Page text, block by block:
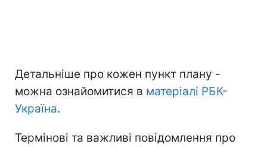
Детальніше про кожен пункт плану -
можна ознайомитися в матеріалі РБК-
Україна.
Термінові та важливі повідомлення про